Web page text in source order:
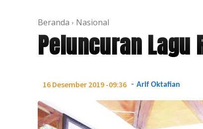
Beranda Nasional
Peluncuran Lagu
16 Desember 2019 -09:36 - Arif Oktafian